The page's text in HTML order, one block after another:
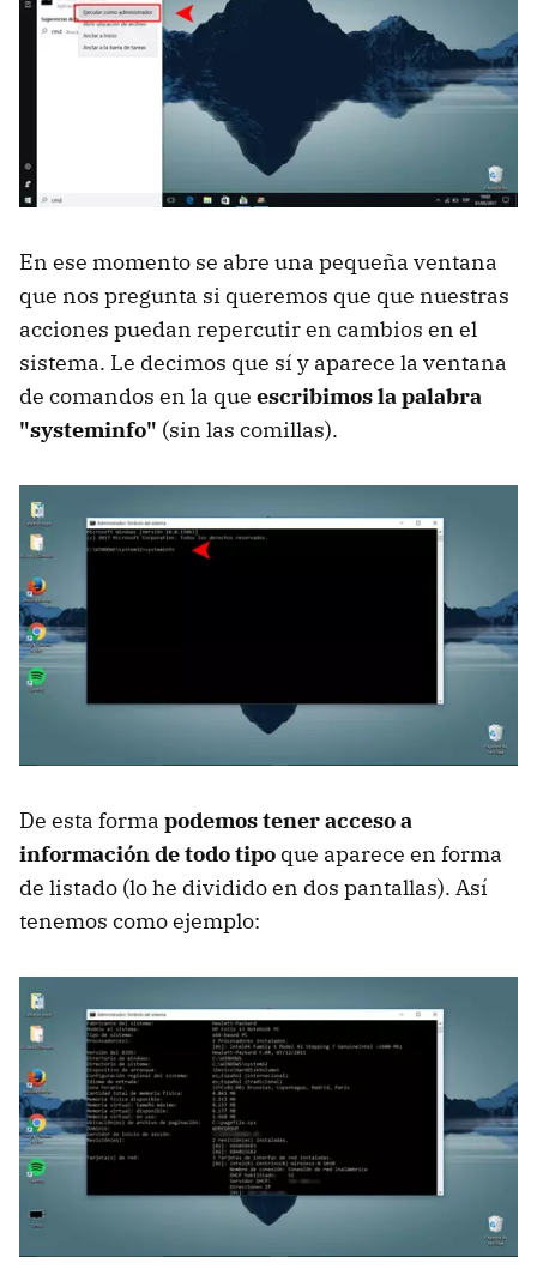
En ese momento se abre una pequeña ventana
que nos pregunta si queremos que que nuestras
acciones puedan repercutir en cambios en el
sistema. Le decimos que sí y aparece la ventana
de comandos en la que escribimos la palabra
"systeminfo" (sin las comillas).
De esta forma podemos tener acceso a
información de todo tipo que aparece en forma
de listado (lo he dividido en dos pantallas). Así
tenemos como ejemplo: